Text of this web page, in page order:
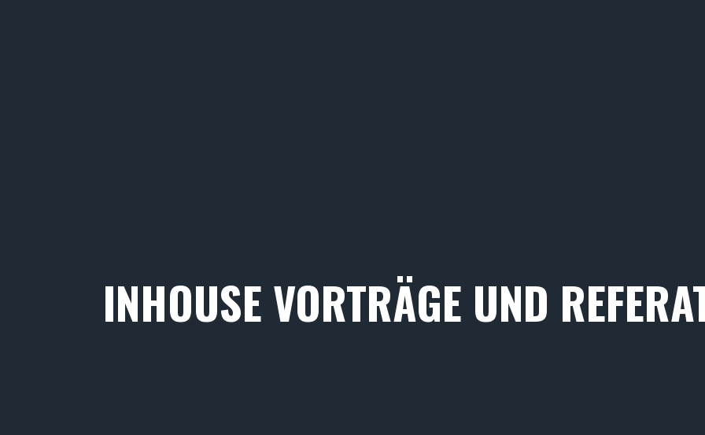
INHOUSE VORTRÄGE UND